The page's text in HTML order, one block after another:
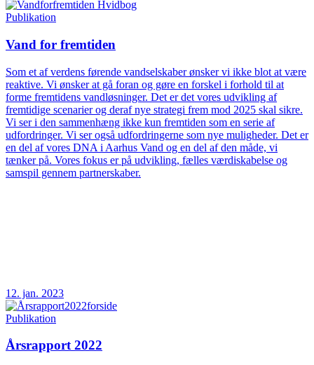
Publikation
Vand for fremtiden
Som et af verdens førende vandselskaber ønsker vi ikke blot at være
reaktive. Vi ønsker at gå foran og gøre en forskel i forhold til at
forme fremtidens vandløsninger. Det er det vores udvikling af
fremtidige scenarier og deraf nye strategi frem mod 2025 skal sikre.
Vi ser i den sammenhæng ikke kun fremtiden som en serie af
udfordringer. Vi ser også udfordringerne som nye muligheder. Det er
en del af vores DNA i Aarhus Vand og en del af den måde, vi
tænker på. Vores fokus er på udvikling, fælles værdiskabelse og
samspil gennem partnerskaber.
12. jan. 2023
Publikation
Årsrapport 2022